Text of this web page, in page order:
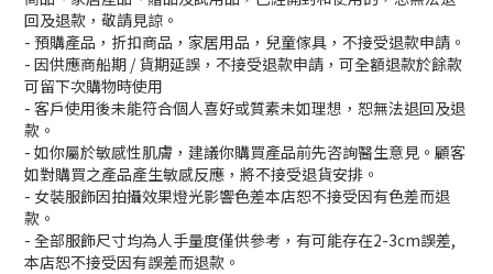
回及退款，敬請見諒。
- 預購產品，折扣商品，家居用品，兒童傢具，不接受退款申請。
- 因供應商船期 / 貨期延誤，不接受退款申請，可全額退款於餘款
可留下次購物時使用
- 客戶使用後未能符合個人喜好或質素未如理想，恕無法退回及退
款。
- 如你屬於敏感性肌膚，建議你購買產品前先咨詢醫生意見。顧客
如對購買之產品產生敏感反應，將不接受退貨安排。
- 女裝服飾因拍攝效果燈光影響色差本店恕不接受因有色差而退
款。
- 全部服飾尺寸均為人手量度僅供參考，有可能存在2-3cm誤差,
本店恕不接受因有誤差而退款。